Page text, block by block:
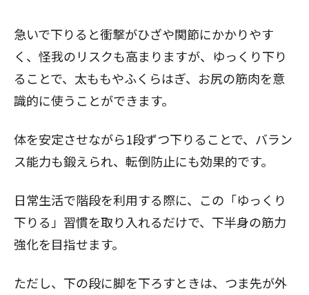
急いで下りると衝撃がひざや関節にかかりやす
く、怪我のリスクも高まりますが、ゆっくり下り
ることで、太ももやふくらはぎ、お尻の筋肉を意
識的に使うことができます。
体を安定させながら1段ずつ下りることで、バラン
ス能力も鍛えられ、転倒防止にも効果的です。
日常生活で階段を利用する際に、この「ゆっくり
下りる」習慣を取り入れるだけで、下半身の筋力
強化を目指せます。
ただし、下の段に脚を下ろすときは、つま先が外